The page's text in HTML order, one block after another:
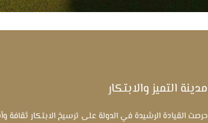
مدينة التميز والابتكار
حرصت القيادة الرشيدة في الدولة على ترسيخ الابتكار ثقافة